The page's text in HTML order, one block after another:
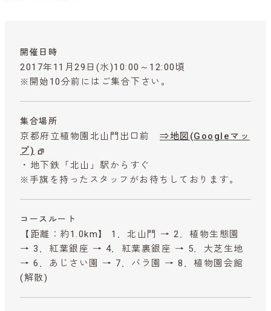
開催日時
2017年11月29日(水)10:00～12:00頃
※開始10分前にはご集合下さい。
集合場所
京都府立植物園北山門出口前 ⇒地図(Googleマッ
プ)
・地下鉄「北山」駅からすぐ
※手旗を持ったスタッフがお待ちしております。
コースルート
【距離：約1.0km】 1．北山門 → 2．植物生態園
→ 3．紅葉銀座 → 4．紅葉裏銀座 → 5．大芝生地
→ 6．あじさい園 → 7．バラ園 → 8．植物園会館
(解散)